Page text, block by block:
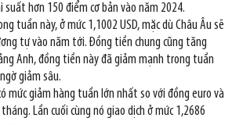
suất hơn 150 điểm cơ bản vào năm 2024.
tuần này, ở mức 1,1002 USD, mặc dù Châu Âu sẽ
tự vào năm tới. Đồng tiền chung cũng tăng
Anh, đồng tiền này đã giảm mạnh trong tuần
giảm sâu.
mức giảm hàng tuần lớn nhất so với đồng euro và
Lần cuối cùng nó giao dịch ở mức 1,2686